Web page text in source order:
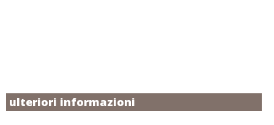
ulteriori informazioni